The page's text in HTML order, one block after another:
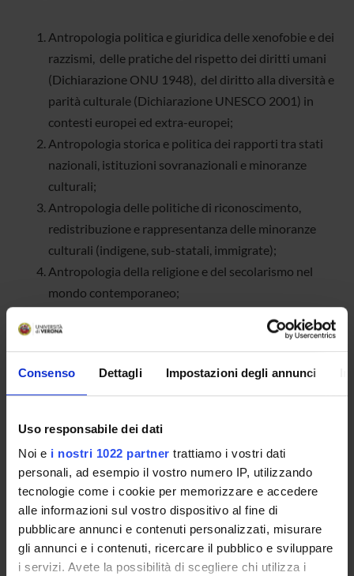
Consenso Dettagli Impostazioni degli annunci
Uso responsabile dei dati
Noi e i nostri 1022 partner trattiamo i vostri dati
personali, ad esempio il vostro numero IP, utilizzando
tecnologie come i cookie per memorizzare e accedere
alle informazioni sul vostro dispositivo al fine di
pubblicare annunci e contenuti personalizzati, misurare
gli annunci e i contenuti, ricercare il pubblico e sviluppare
i servizi. Avete la possibilità di scegliere chi utilizza i
Antropologia politica e giuridica delle xenofobie e dei
razzismi, delle pratiche del rispetto dei diritti umani
(Dichiarazione ONU 1948), del diritto alla diversità e
parità culturale (Dichiarazione UNESCO 2001) in
contesti europei ed extra-europei;
Antropologia storica e politica dei rapporti tra stati
nazionali, istituzioni sovranazionali e minoranze
culturali;
Antropologia delle politiche di riconoscimento,
redistribuzione e rappresentanza delle minoranze
culturali (indigene, sub-statali, immigrate);
Antropologia della religione e del secolarismo nel
mondo contemporaneo;
transfrontalieri;
Antropologia economica e dello sviluppo in contesti
europei ed extra-europei;
Antropologia dei contesti educativi scolastici ed
ricomposizione familiare;
Antropologia applicata nei servizi sociali;
Antropologia dei regimi di storicità.
Il Centro, inoltre, ha come scopo la promozione di incontri,
seminari, convegni sulle tematiche di suo interesse e, a tale